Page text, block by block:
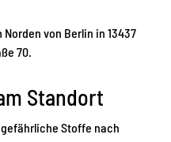
von Berlin in 13437
70.
Standort
Stoffe nach